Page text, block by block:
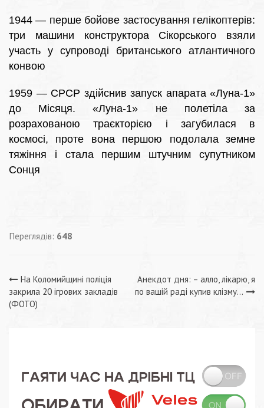
1944 — перше бойове застосування гелікоптерів:
три машини конструктора Сікорського взяли
участь у супроводі британського атлантичного
конвою
1959 — СРСР здійснив запуск апарата «Луна-1»
до Місяця. «Луна-1» не полетіла за
розрахованою траєкторією і загубилася в
космосі, проте вона першою подолала земне
тяжіння і стала першим штучним супутником
Сонця
Переглядів: 648
Навігація
записів
На Коломийщині поліція
закрила 20 ігрових закладів
(ФОТО)
Анекдот дня: – алло, лікарю, я
по вашій раді купив клізму…